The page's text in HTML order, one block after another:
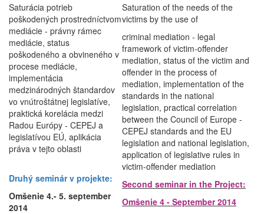
Saturácia potrieb
poškodených prostredníctvom
mediácie - právny rámec
mediácie, status
poškodeného a obvineného v
procese mediácie,
implementácia
medzinárodných štandardov
vo vnútroštátnej legislatíve,
praktická korelácia medzi
Radou Európy - CEPEJ a
legislatívou EÚ, aplikácia
práva v tejto oblasti
Saturation of the needs of the
victims by the use of
criminal mediation - legal
framework of victim-offender
mediation, status of the victim and
offender in the process of
mediation, implementation of the
standards in the national
legislation, practical correlation
between the Council of Europe -
CEPEJ standards and the EU
legislation and national legislation,
application of legislative rules in
victim-offender mediation
Druhý seminár v projekte:
Omšenie 4.- 5. september
2014
Second seminar in the Project:
Omšenie 4 - September 2014